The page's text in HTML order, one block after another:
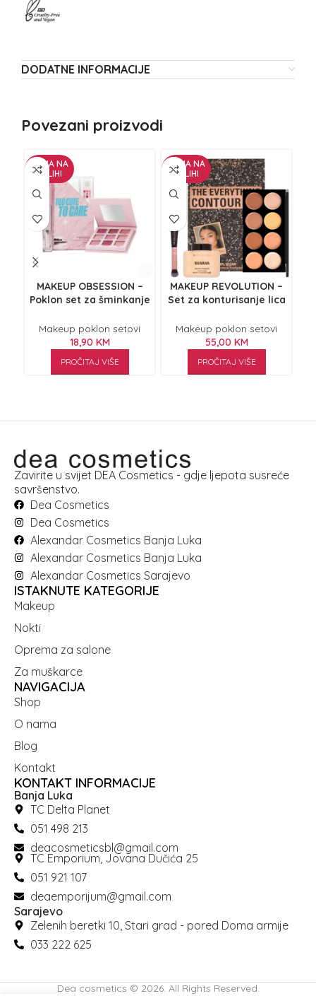
DODATNE INFORMACIJE
Povezani proizvodi
NEMA NA
ZALIHI
MAKEUP OBSESSION –
Poklon set za šminkanje
Makeup poklon setovi
18,90 KM
PROČITAJ VIŠE
NEMA NA
ZALIHI
MAKEUP REVOLUTION –
Set za konturisanje lica
Kit
Makeup poklon setovi
55,00 KM
PROČITAJ VIŠE
Zavirite u svijet DEA Cosmetics - gdje ljepota susreće
savršenstvo.
Dea Cosmetics
Dea Cosmetics
Alexandar Cosmetics Banja Luka
Alexandar Cosmetics Banja Luka
Alexandar Cosmetics Sarajevo
ISTAKNUTE KATEGORIJE
Makeup
Nokti
Oprema za salone
Za muškarce
NAVIGACIJA
Shop
O nama
Blog
Kontakt
KONTAKT INFORMACIJE
Banja Luka
TC Delta Planet
051 498 213
deacosmeticsbl@gmail.com
TC Emporium, Jovana Dučića 25
051 921 107
deaemporijum@gmail.com
Sarajevo
Zelenih beretki 10, Stari grad - pored Doma armije
033 222 625
Dea cosmetics © 2026. All Rights Reserved.